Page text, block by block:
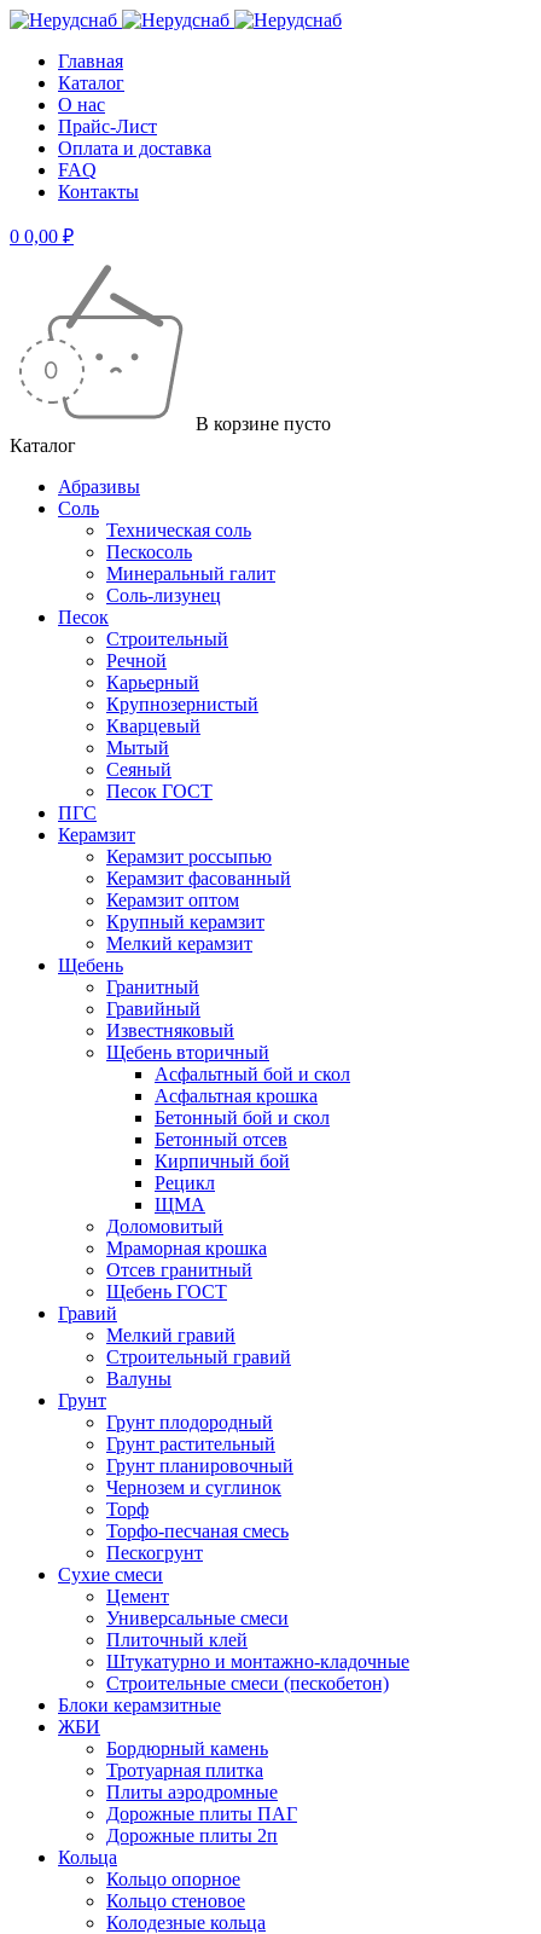
Главная
Каталог
О нас
Прайс-Лист
Оплата и доставка
FAQ
Контакты
0 0,00 ₽
В корзине пусто
Каталог
Абразивы
Соль
Техническая соль
Пескосоль
Минеральный галит
Соль-лизунец
Песок
Строительный
Речной
Карьерный
Крупнозернистый
Кварцевый
Мытый
Сеяный
Песок ГОСТ
ПГС
Керамзит
Керамзит россыпью
Керамзит фасованный
Керамзит оптом
Крупный керамзит
Мелкий керамзит
Щебень
Гранитный
Гравийный
Известняковый
Щебень вторичный
Асфальтный бой и скол
Асфальтная крошка
Бетонный бой и скол
Бетонный отсев
Кирпичный бой
Рецикл
ЩМА
Доломовитый
Мраморная крошка
Отсев гранитный
Щебень ГОСТ
Гравий
Мелкий гравий
Строительный гравий
Валуны
Грунт
Грунт плодородный
Грунт растительный
Грунт планировочный
Чернозем и суглинок
Торф
Торфо-песчаная смесь
Пескогрунт
Сухие смеси
Цемент
Универсальные смеси
Плиточный клей
Штукатурно и монтажно-кладочные
Строительные смеси (пескобетон)
Блоки керамзитные
ЖБИ
Бордюрный камень
Тротуарная плитка
Плиты аэродромные
Дорожные плиты ПАГ
Дорожные плиты 2п
Кольца
Кольцо опорное
Кольцо стеновое
Колодезные кольца